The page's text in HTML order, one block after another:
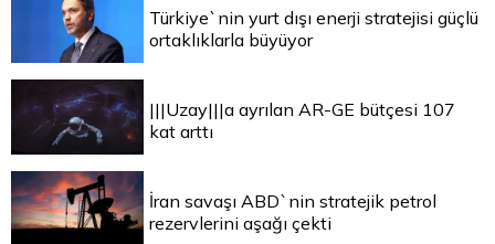
Türkiye`nin yurt dışı enerji stratejisi güçlü
ortaklıklarla büyüyor
|||Uzay|||a ayrılan AR-GE bütçesi 107
kat arttı
İran savaşı ABD`nin stratejik petrol
rezervlerini aşağı çekti